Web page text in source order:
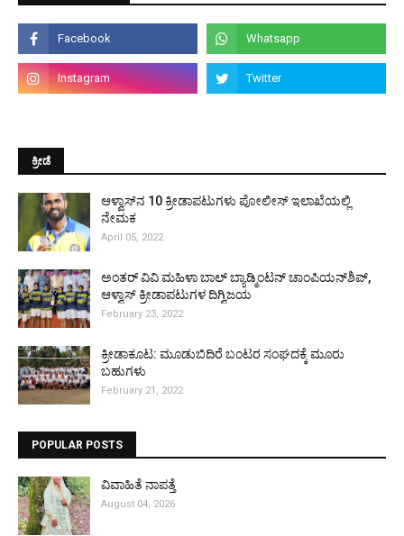
ಕ್ರೀಡೆ
ಆಳ್ವಾಸ್‌ನ 10 ಕ್ರೀಡಾಪಟುಗಳು ಪೋಲೀಸ್ ಇಲಾಖೆಯಲ್ಲಿ
ನೇಮಕ
April 05, 2022
ಅಂತರ್ ವಿವಿ ಮಹಿಳಾ ಬಾಲ್ ಬ್ಯಾಡ್ಮಿಂಟನ್ ಚಾಂಪಿಯನ್‌ಶಿಪ್,
ಆಳ್ವಾಸ್ ಕ್ರೀಡಾಪಟುಗಳ ದಿಗ್ವಿಜಯ
February 23, 2022
ಕ್ರೀಡಾಕೂಟ: ಮೂಡುಬಿದಿರೆ ಬಂಟರ ಸಂಘದಕ್ಕೆ ಮೂರು
ಬಹುಗಳು
February 21, 2022
POPULAR POSTS
ವಿವಾಹಿತೆ ನಾಪತ್ತೆ
August 04, 2026